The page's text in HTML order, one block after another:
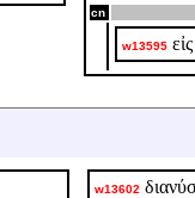
cn
w13595 εἰς
w13602